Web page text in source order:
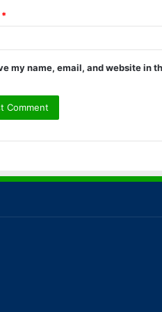
*
my name, email, and website in